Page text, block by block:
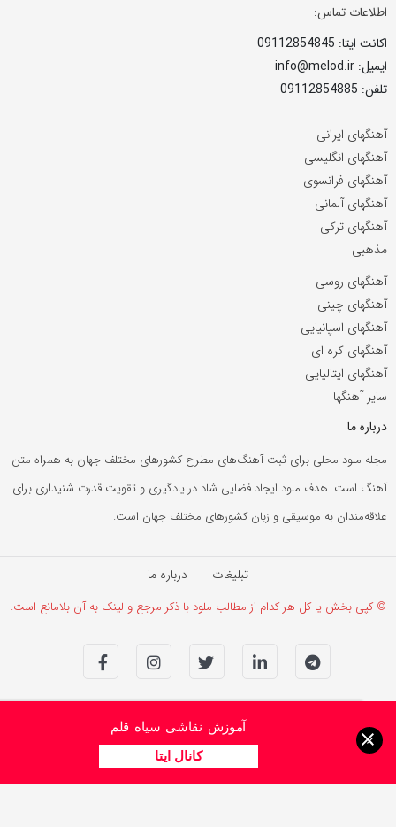
اطلاعات تماس:
اکانت ایتا: 09112854845
ایمیل: info@melod.ir
تلفن: 09112854885
آهنگهای ایرانی
آهنگهای انگلیسی
آهنگهای فرانسوی
آهنگهای آلمانی
آهنگهای ترکی
مذهبی
آهنگهای روسی
آهنگهای چینی
آهنگهای اسپانیایی
آهنگهای کره ای
آهنگهای ایتالیایی
سایر آهنگها
درباره ما
مجله ملود محلی برای ثبت آهنگ‌های مطرح کشورهای مختلف جهان به همراه متن
آهنگ است. هدف ملود ایجاد فضایی شاد در یادگیری و تقویت قدرت شنیداری برای
علاقه‌مندان به موسیقی و زبان کشورهای مختلف جهان است.
تبلیغات درباره ما
© کپی بخش یا کل هر کدام از مطالب ملود با ذکر مرجع و لینک به آن بلامانع است.
آموزش نقاشی سیاه قلم
کانال ایتا
×